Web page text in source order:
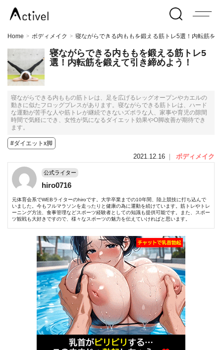
Home > ボディメイク > 寝ながらできる内ももを鍛える筋トレ5選！内転筋を
寝ながらできる内ももを鍛える筋トレ5
選！内転筋を鍛えて引き締めよう！
寝ながらできる内ももの筋トレは、足を広げるレッグオープンやカエルの
動きに似たフロッグプレスがあります。寝ながらできる筋トレは、ハード
な運動が苦手な人や筋トレが継続できないズボラな人、家事や育児の隙間
時間で気軽にでき、女性が気になるダイエット効果やO脚改善が期待でき
ます。
#ダイエットx脚
2021.12.16 ｜ ボディメイク
公式ライター
hiro0716
元体育会系でWEBライターのhiroです。大学卒業までの10年間、陸上競技に打ち込んで
いました。今もフルマラソンを走ったりと健康の為に運動を続けています。筋トレやトレ
ーニング方法、食事管理などスポーツ経験者としての知識も提供可能です。また、スポー
ツ観戦も大好きですので、様々なスポーツの魅力を伝えていければと思います。